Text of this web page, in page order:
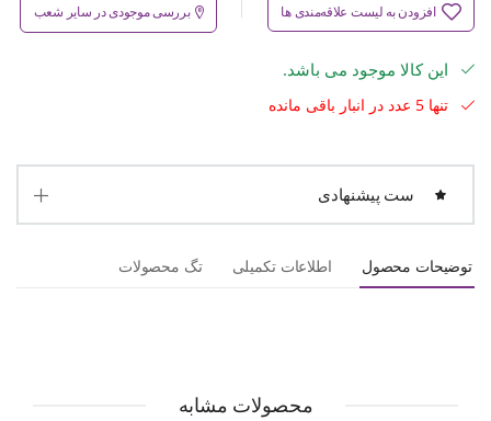
افزودن به لیست علاقه‌مندی ها بررسی موجودی در سایر شعب
این کالا موجود می باشد.
تنها 5 عدد در انبار باقی مانده
ست پیشنهادی
توضیحات محصول اطلاعات تکمیلی تگ محصولات
محصولات مشابه